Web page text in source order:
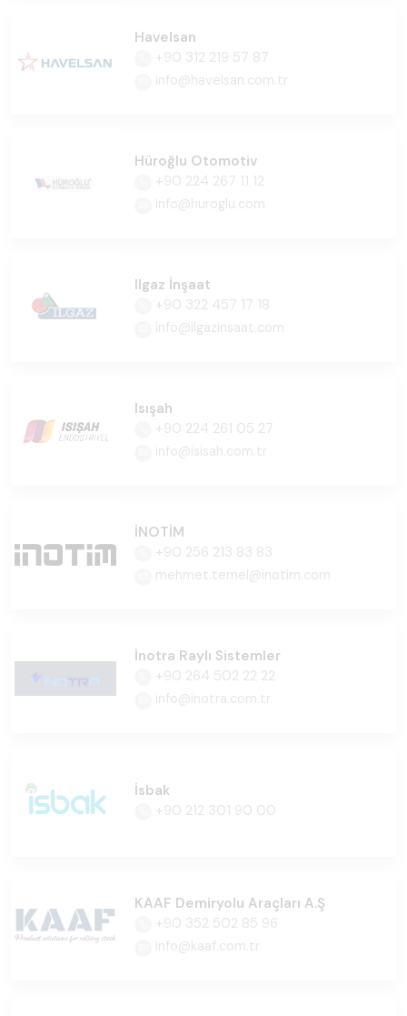
Havelsan
+90 312 219 57 87
info@havelsan.com.tr
Hüroğlu Otomotiv
+90 224 267 11 12
info@huroglu.com
Ilgaz İnşaat
+90 322 457 17 18
info@ilgazinsaat.com
Isışah
+90 224 261 05 27
info@isisah.com.tr
İNOTİM
+90 256 213 83 83
mehmet.temel@inotim.com
İnotra Raylı Sistemler
+90 264 502 22 22
info@inotra.com.tr
İsbak
+90 212 301 90 00
KAAF Demiryolu Araçları A.Ş
+90 352 502 85 96
info@kaaf.com.tr